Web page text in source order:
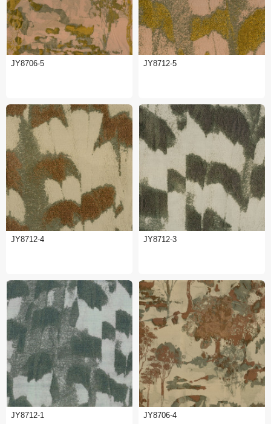
JY8706-5 JY8712-5
JY8712-4 JY8712-3
JY8712-1 JY8706-4